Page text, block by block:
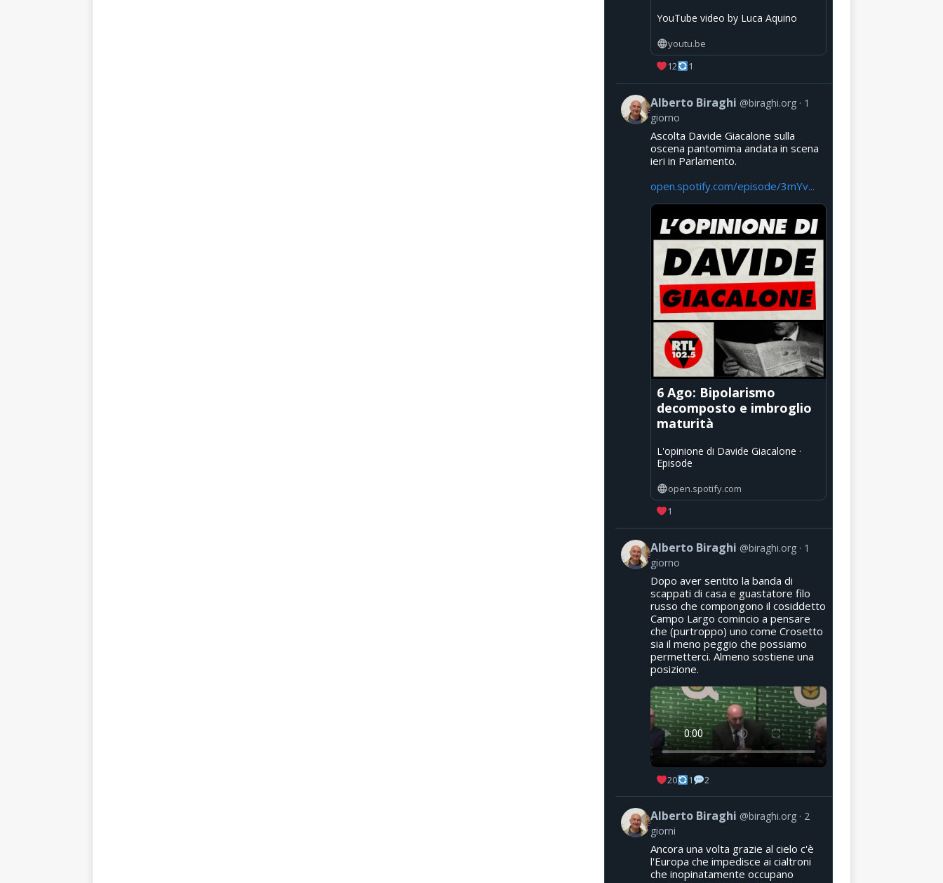
YouTube video by Luca Aquino
youtu.be
12
1
Alberto Biraghi @biraghi.org
1
giorno
Ascolta Davide Giacalone sulla
oscena pantomima andata in scena
ieri in Parlamento.
open.spotify.com/episode/3mYv...
6 Ago: Bipolarismo
decomposto e imbroglio
maturità
L'opinione di Davide Giacalone ·
Episode
open.spotify.com
1
Alberto Biraghi @biraghi.org
1
giorno
Dopo aver sentito la banda di
scappati di casa e guastatore filo
russo che compongono il cosiddetto
Campo Largo comincio a pensare
che (purtroppo) uno come Crosetto
sia il meno peggio che possiamo
permetterci. Almeno sostiene una
posizione.
20 1 2
Alberto Biraghi @biraghi.org
2
giorni
Ancora una volta grazie al cielo c'è
l'Europa che impedisce ai cialtroni
che inopinatamente occupano